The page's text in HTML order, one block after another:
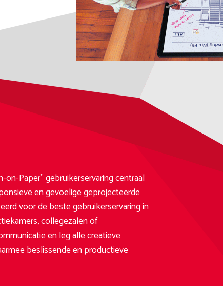
Paper” gebruikerservaring centraal
en gevoelige geprojecteerde
voor de beste gebruikerservaring in
collegezalen of
en leg alle creatieve
beslissende en productieve